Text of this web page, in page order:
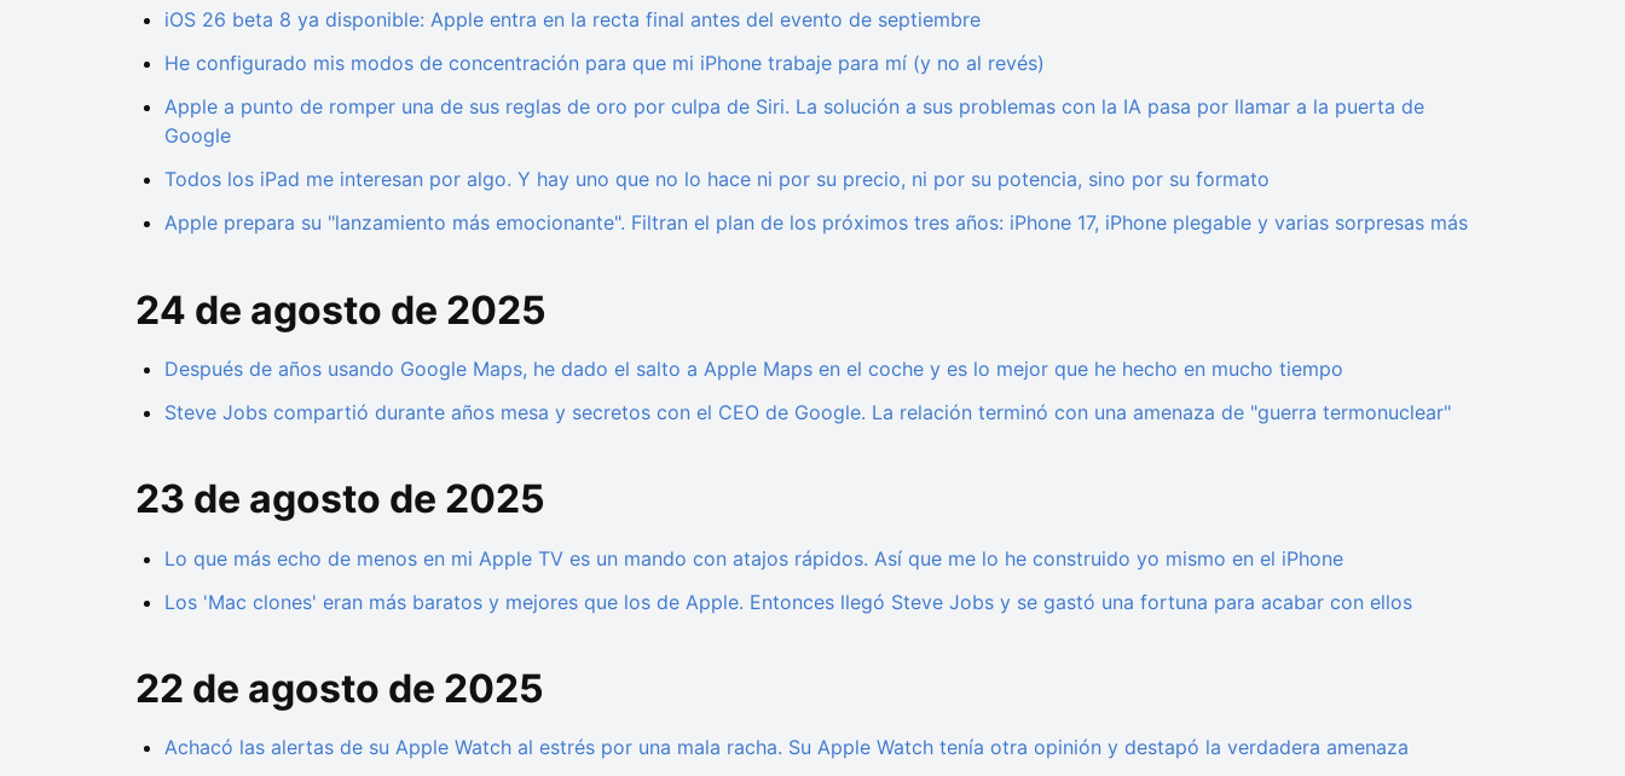
iOS 26 beta 8 ya disponible: Apple entra en la recta final antes del evento de septiembre
He configurado mis modos de concentración para que mi iPhone trabaje para mí (y no al revés)
Apple a punto de romper una de sus reglas de oro por culpa de Siri. La solución a sus problemas con la IA pasa por llamar a la puerta de
Google
Todos los iPad me interesan por algo. Y hay uno que no lo hace ni por su precio, ni por su potencia, sino por su formato
Apple prepara su "lanzamiento más emocionante". Filtran el plan de los próximos tres años: iPhone 17, iPhone plegable y varias sorpresas más
24 de agosto de 2025
Después de años usando Google Maps, he dado el salto a Apple Maps en el coche y es lo mejor que he hecho en mucho tiempo
Steve Jobs compartió durante años mesa y secretos con el CEO de Google. La relación terminó con una amenaza de "guerra termonuclear"
23 de agosto de 2025
Lo que más echo de menos en mi Apple TV es un mando con atajos rápidos. Así que me lo he construido yo mismo en el iPhone
Los 'Mac clones' eran más baratos y mejores que los de Apple. Entonces llegó Steve Jobs y se gastó una fortuna para acabar con ellos
22 de agosto de 2025
Achacó las alertas de su Apple Watch al estrés por una mala racha. Su Apple Watch tenía otra opinión y destapó la verdadera amenaza